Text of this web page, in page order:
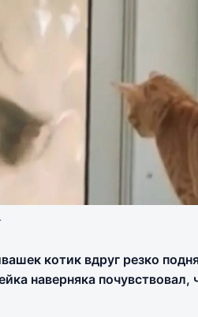
котик вдруг резко
наверняка